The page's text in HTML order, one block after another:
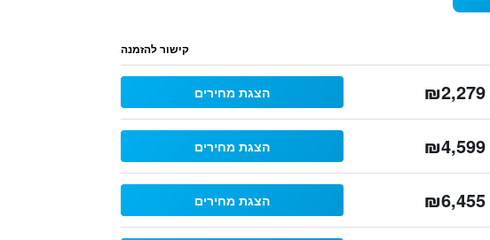
קישור להזמנה
₪2,279 הצגת מחירים
₪4,599 הצגת מחירים
₪6,455 הצגת מחירים